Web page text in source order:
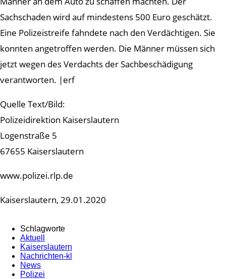
Sachschaden wird auf mindestens 500 Euro geschätzt.
Eine Polizeistreife fahndete nach den Verdächtigen. Sie
konnten angetroffen werden. Die Männer müssen sich
jetzt wegen des Verdachts der Sachbeschädigung
verantworten. |erf
Quelle Text/Bild:
Polizeidirektion Kaiserslautern
Logenstraße 5
67655 Kaiserslautern
www.polizei.rlp.de
Kaiserslautern, 29.01.2020
Schlagworte
Aktuell
Kaiserslautern
Nachrichten-kl
News
Polizei